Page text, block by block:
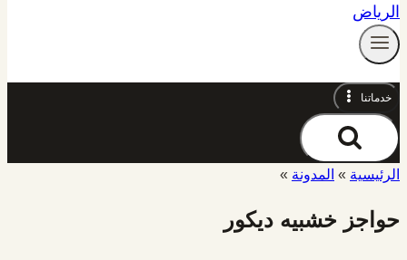
خدماتنا
الرئيسية » المدونة »
حواجز خشبيه ديكور